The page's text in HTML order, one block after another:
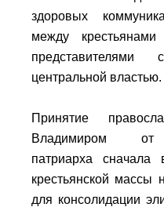
здоровых
между
представителями
центральной властью.
Принятие
Владимиром от
патриарха сначала
крестьянской массы
для консолидации